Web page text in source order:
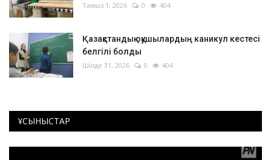
Тамыз 1, 2026 0 404
Қазақстандық оқушылардың каникул кестесі
белгілі болды
Шілде 31, 2026 0 404
ҰСЫНЫСТАР